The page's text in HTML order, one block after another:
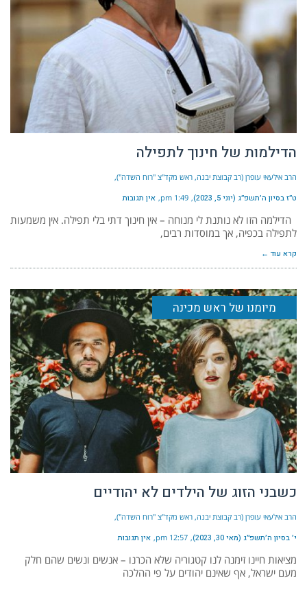
הדילמות של חינוך לתפילה
הרב אילעאי עופרן (רב קבוצת יבנה, ראש מקד"צ "רוח השדה")
ט״ז בסיון ה׳תשפ״ג (יוני 5, 2023) 1:49 pm אין תגובות
הדילמה הזו לא נותנת לי מנוחה – אין חינוך דתי בלי תפילה. אין משמעות
לתפילה בכפיה, אך במוסדות רבים,
קרא עוד ←
מיומנו של ראש מכינה
כשבני הזוג של הילדים לא יהודיים
הרב אילעאי עופרן (רב קבוצת יבנה, ראש מקד"צ "רוח השדה")
י׳ בסיון ה׳תשפ״ג (מאי 30, 2023) 12:57 pm אין תגובות
מציאות חיינו זימנה לנו קטגוריה שלא הכרנו – אנשים ונשים שהם חלק
מעם ישראל, אף שאינם יהודים על פי ההלכה